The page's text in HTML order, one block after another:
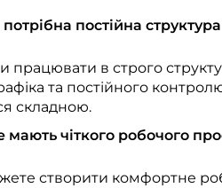
постійна
працювати в строго
та постійного
складною.
мають чіткого робочого
створити комфортне